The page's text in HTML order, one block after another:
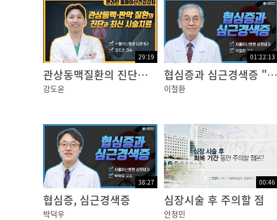
29:19
관상동맥질환의 진단과 최신치료
강도윤
01:22:13
협심증과 심근경색증 "조근조근 우리들의 핏줄 이야기"
이철환
38:27
협심증, 심근경색증
박덕우
00:46
심장시술 후 주의할 점
안정민